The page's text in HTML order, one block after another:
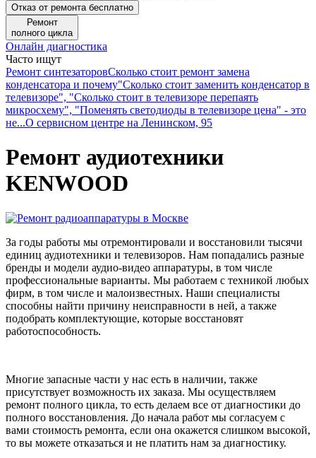
Отказ от ремонта бесплатно
Ремонт
полного цикла
Онлайн диагностика
Часто ищут
Ремонт синтезаторовСколько стоит ремонт замена
конденсатора и почему"Сколько стоит заменить конденсатор в
телевизоре", "Сколько стоит в телевизоре перепаять
микросхему", "Поменять светодиоды в телевизоре цена" - это
не...О сервисном центре на Ленинском, 95
Ремонт аудиотехники
KENWOOD
За годы работы мы отремонтировали и восстановили тысячи
единиц аудиотехники и телевизоров. Нам попадались разные
бренды и модели аудио-видео аппаратуры, в том числе
профессиональные варианты. Мы работаем с техникой любых
фирм, в том числе и малоизвестных. Наши специалисты
способны найти причину неисправности в ней, а также
подобрать комплектующие, которые восстановят
работоспособность.
Многие запасные части у нас есть в наличии, также
присутствует возможность их заказа. Мы осуществляем
ремонт полного цикла, то есть делаем все от диагностики до
полного восстановления. До начала работ мы согласуем с
вами стоимость ремонта, если она окажется слишком высокой,
то вы можете отказаться и не платить нам за диагностику.